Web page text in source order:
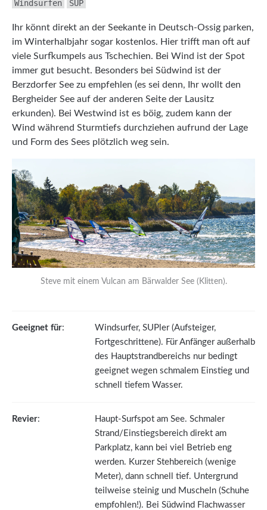
Windsurfen SUP
Ihr könnt direkt an der Seekante in Deutsch-Ossig parken,
im Winterhalbjahr sogar kostenlos. Hier trifft man oft auf
viele Surfkumpels aus Tschechien. Bei Wind ist der Spot
immer gut besucht. Besonders bei Südwind ist der
Berzdorfer See zu empfehlen (es sei denn, Ihr wollt den
Bergheider See auf der anderen Seite der Lausitz
erkunden). Bei Westwind ist es böig, zudem kann der
Wind während Sturmtiefs durchziehen aufrund der Lage
und Form des Sees plötzlich weg sein.
Steve mit einem Vulcan am Bärwalder See (Klitten).
Geeignet für:
Windsurfer, SUPler (Aufsteiger,
Fortgeschrittene). Für Anfänger außerhalb
des Hauptstrandbereichs nur bedingt
geeignet wegen schmalem Einstieg und
schnell tiefem Wasser.
Revier:
Haupt-Surfspot am See. Schmaler
Strand/Einstiegsbereich direkt am
Parkplatz, kann bei viel Betrieb eng
werden. Kurzer Stehbereich (wenige
Meter), dann schnell tief. Untergrund
teilweise steinig und Muscheln (Schuhe
empfohlen!). Bei Südwind Flachwasser